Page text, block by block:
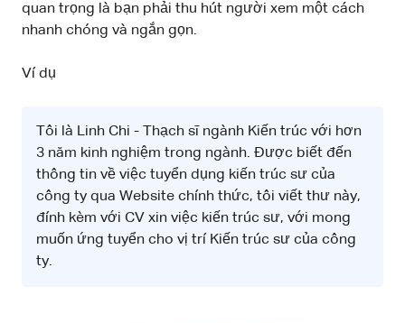
quan trọng là bạn phải thu hút người xem một cách
nhanh chóng và ngắn gọn.
Ví dụ
Tôi là Linh Chi - Thạch sĩ ngành Kiến trúc với hơn
3 năm kinh nghiệm trong ngành. Được biết đến
thông tin về việc tuyển dụng kiến trúc sư của
công ty qua Website chính thức, tôi viết thư này,
đính kèm với CV xin việc kiến trúc sư, với mong
muốn ứng tuyển cho vị trí Kiến trúc sư của công
ty.